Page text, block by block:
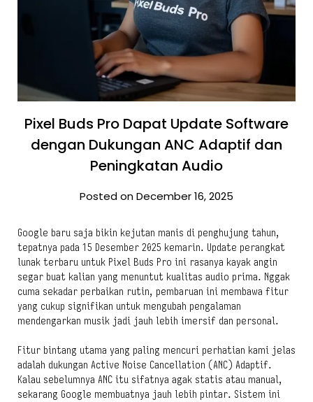
Pixel Buds Pro Dapat Update Software
dengan Dukungan ANC Adaptif dan
Peningkatan Audio
Posted on December 16, 2025
Google baru saja bikin kejutan manis di penghujung tahun,
tepatnya pada 15 Desember 2025 kemarin. Update perangkat
lunak terbaru untuk Pixel Buds Pro ini rasanya kayak angin
segar buat kalian yang menuntut kualitas audio prima. Nggak
cuma sekadar perbaikan rutin, pembaruan ini membawa fitur
yang cukup signifikan untuk mengubah pengalaman
mendengarkan musik jadi jauh lebih imersif dan personal.
Fitur bintang utama yang paling mencuri perhatian kami jelas
adalah dukungan Active Noise Cancellation (ANC) Adaptif.
Kalau sebelumnya ANC itu sifatnya agak statis atau manual,
sekarang Google membuatnya jauh lebih pintar. Sistem ini